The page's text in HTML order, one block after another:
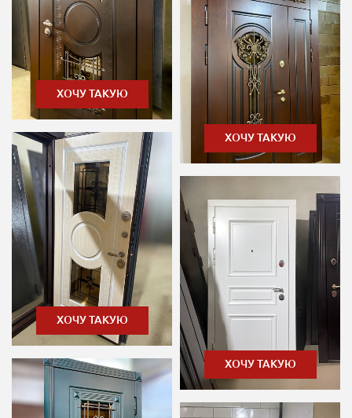
ХОЧУ ТАКУЮ
ХОЧУ ТАКУЮ
ХОЧУ ТАКУЮ
ХОЧУ ТАКУЮ